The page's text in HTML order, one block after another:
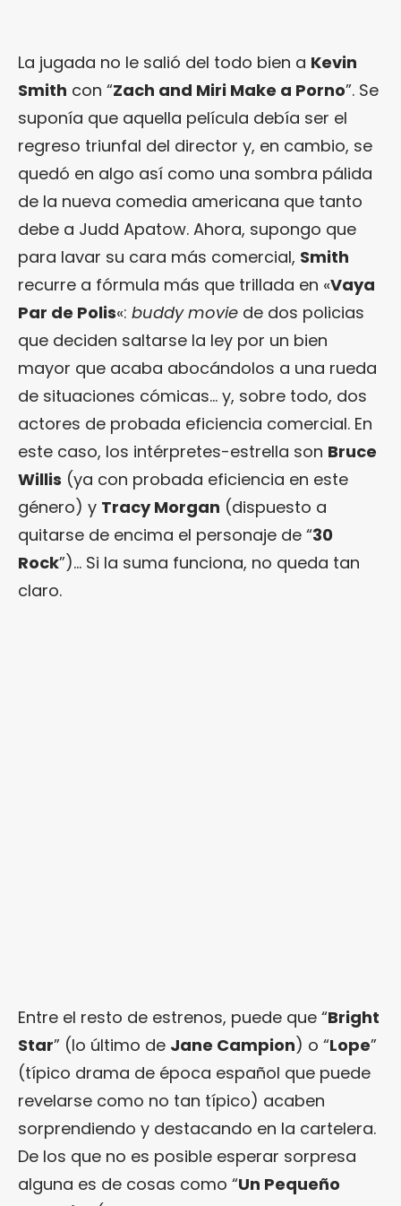
La jugada no le salió del todo bien a Kevin
Smith con “Zach and Miri Make a Porno”. Se
suponía que aquella película debía ser el
regreso triunfal del director y, en cambio, se
quedó en algo así como una sombra pálida
de la nueva comedia americana que tanto
debe a Judd Apatow. Ahora, supongo que
para lavar su cara más comercial, Smith
recurre a fórmula más que trillada en «Vaya
Par de Polis«: buddy movie de dos policias
que deciden saltarse la ley por un bien
mayor que acaba abocándolos a una rueda
de situaciones cómicas… y, sobre todo, dos
actores de probada eficiencia comercial. En
este caso, los intérpretes-estrella son Bruce
Willis (ya con probada eficiencia en este
género) y Tracy Morgan (dispuesto a
quitarse de encima el personaje de “30
Rock”)… Si la suma funciona, no queda tan
claro.
Entre el resto de estrenos, puede que “Bright
Star” (lo último de Jane Campion) o “Lope”
(típico drama de época español que puede
revelarse como no tan típico) acaben
sorprendiendo y destacando en la cartelera.
De los que no es posible esperar sorpresa
alguna es de cosas como “Un Pequeño